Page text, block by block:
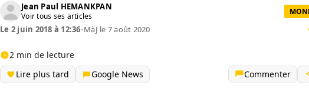
Jean Paul HEMANKPAN
Voir tous ses articles
Le 2 juin 2018 à 12:36•MàJ le 7 août 2020
2 min de lecture
Lire plus tard
Google News Commenter